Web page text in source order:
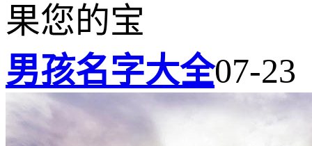
果您的宝
男孩名字大全07-23